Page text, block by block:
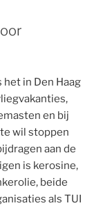
het in Den Haag
en bij
wil stoppen
aan de
is kerosine,
beide
als TUI